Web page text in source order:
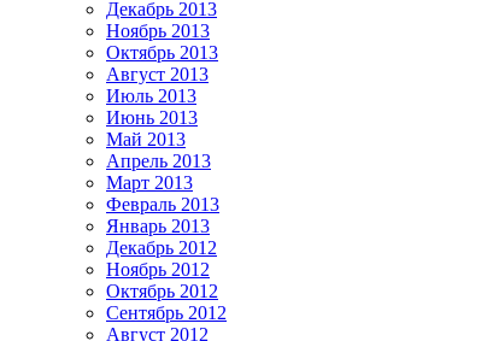
Декабрь 2013
Ноябрь 2013
Октябрь 2013
Август 2013
Июль 2013
Июнь 2013
Май 2013
Апрель 2013
Март 2013
Февраль 2013
Январь 2013
Декабрь 2012
Ноябрь 2012
Октябрь 2012
Сентябрь 2012
Август 2012